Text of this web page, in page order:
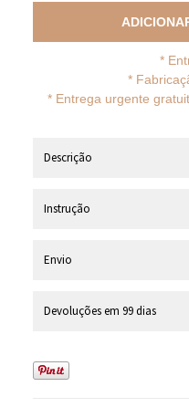
*
*
* Entrega urgente
Descrição
Instrução
Envio
Devoluções em 99 dias